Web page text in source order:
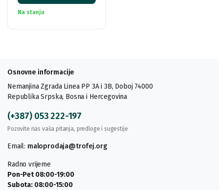
Na stanju
Osnovne informacije
Nemanjina Zgrada Linea PP 3A i 3B, Doboj 74000
Republika Srpska, Bosna i Hercegovina
(+387) 053 222-197
Pozovite nas vaša pitanja, predloge i sugestije
Email: maloprodaja@trofej.org
Radno vrijeme
Pon-Pet 08:00-19:00
Subota: 08:00-15:00